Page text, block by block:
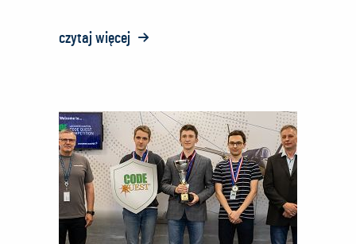
czytaj więcej o:
świętuje
ukończenie
pierwszej
struktury
tylnej
części